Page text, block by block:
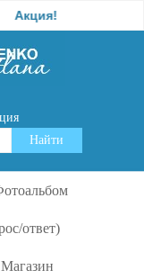
ответ)
Магазин